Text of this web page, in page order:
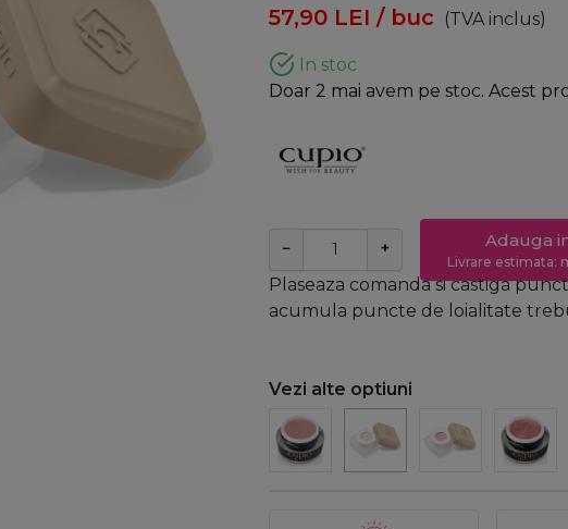
57,90 LEI / buc (TVA inclus)
In stoc
Doar 2 mai avem pe stoc. Acest
− + Adauga
Livrare estimata:
Plaseaza comanda si castiga
acumula puncte de loialitate
Vezi alte optiuni